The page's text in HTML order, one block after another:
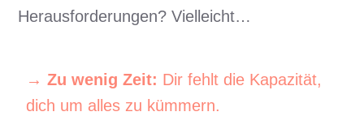
Herausforderungen? Vielleicht…
→ Zu wenig Zeit: Dir fehlt die Kapazität,
dich um alles zu kümmern.